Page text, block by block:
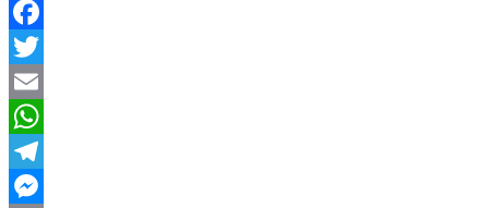
Facebook
Twitter
Email
WhatsApp
Telegram